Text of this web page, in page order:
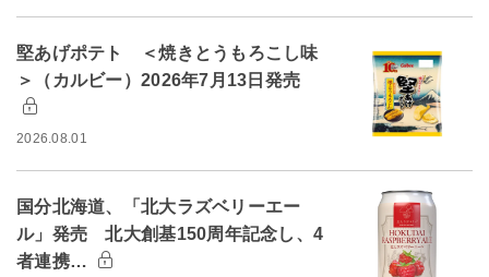
堅あげポテト ＜焼きとうもろこし味
＞（カルビー）2026年7月13日発売
2026.08.01
国分北海道、「北大ラズベリーエー
ル」発売 北大創基150周年記念し、4
者連携…